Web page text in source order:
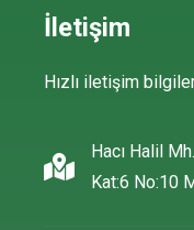
İletişim
Hızlı iletişim
Hacı Halil
Kat:6 No:10